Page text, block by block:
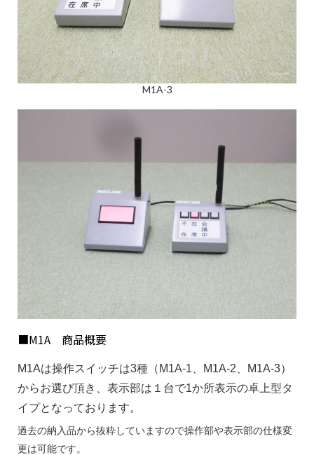
M1A-3
■M1A 商品概要
M1Aは操作スイッチは3種（M1A-1、M1A-2、M1A-3）
からお選び頂き、表示部は１台で1か所表示の卓上型タ
イプとなっております。
過去の納入品から抜粋していますので操作部や表示部の仕様変
更は可能です。